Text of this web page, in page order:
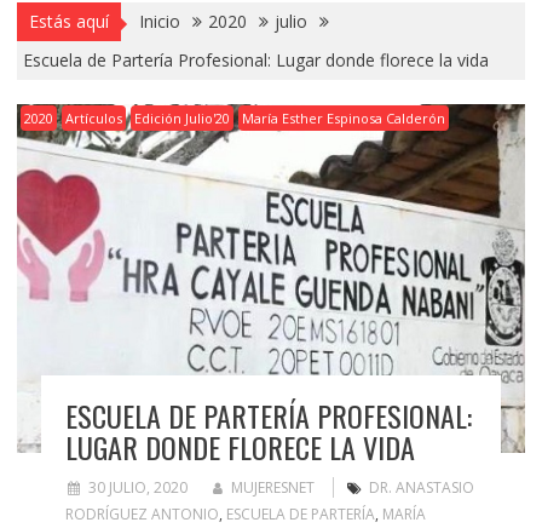
Estás aquí Inicio 2020
julio
Escuela de Partería Profesional: Lugar donde florece la vida
2020 Artículos Edición Julio'20 María Esther Espinosa Calderón
ESCUELA DE PARTERÍA PROFESIONAL:
LUGAR DONDE FLORECE LA VIDA
30 JULIO, 2020 MUJERESNET
DR. ANASTASIO
RODRÍGUEZ ANTONIO, ESCUELA DE PARTERÍA, MARÍA